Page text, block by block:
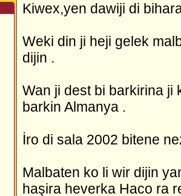
Kiwex,yen dawiji di
Weki din ji heji gelek
dijin .
Wan ji dest bi barkirina ji
barkin Almanya .
İro di sala 2002 bitene
Malbaten ko li wir dijin
haşira heverka Haco ra